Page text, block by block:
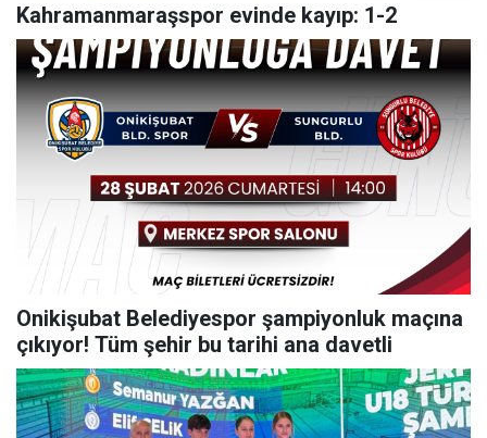
Kahramanmaraşspor evinde kayıp: 1-2
Onikişubat Belediyespor şampiyonluk maçına
çıkıyor! Tüm şehir bu tarihi ana davetli